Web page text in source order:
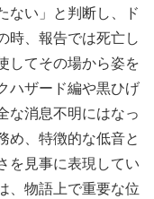
ない」と判断し、ド
時、報告では死亡し
してその場から姿を
ハザード編や黒ひげ
な消息不明にはなっ
め、特徴的な低音と
を見事に表現してい
、物語上で重要な位